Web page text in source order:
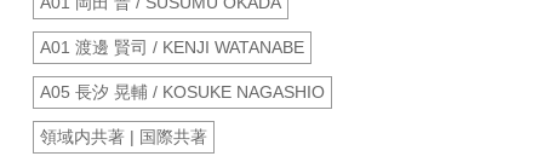
A01 渡邊 賢司 / KENJI WATANABE
A05 長汐 晃輔 / KOSUKE NAGASHIO
領域内共著 | 国際共著